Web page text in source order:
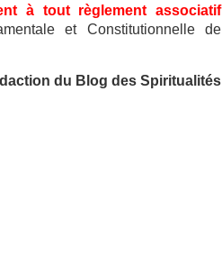
à tout règlement associatif
et Constitutionnelle de
du Blog des Spiritualités